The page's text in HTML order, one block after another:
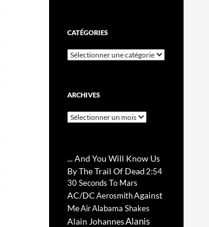
CATÉGORIES
Catégories
ARCHIVES
Archives
... And You Will Know Us
By The Trail Of Dead 2:54
30 Seconds To Mars
AC/DCAerosmithAgainst
MeAirAlabama Shakes
Alain JohannesAlanis